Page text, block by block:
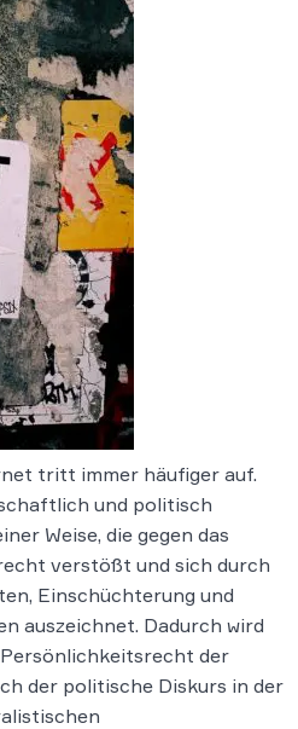
tritt immer häufiger auf.
und politisch
Weise, die gegen das
verstößt und sich durch
Einschüchterung und
auszeichnet. Dadurch wird
der
der politische Diskurs in der